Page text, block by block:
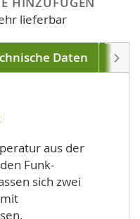
lieferbar
Daten
aus der
Funk-
sich zwei